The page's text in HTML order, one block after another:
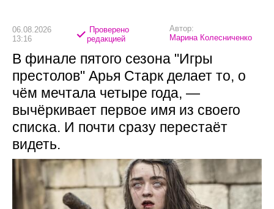
06.08.2026
13:16
Проверено
редакцией
Автор:
Марина Колесниченко
В финале пятого сезона "Игры
престолов" Арья Старк делает то, о
чём мечтала четыре года, —
вычёркивает первое имя из своего
списка. И почти сразу перестаёт
видеть.